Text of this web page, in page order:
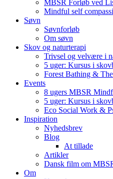
MBSR Forløb ved
Mindful self
Søvn
Søvnforløb
Om søvn
Skov og naturterapi
Trivsel og velvære i
5 uger: Kursus i
Forest Bathing &
Events
8 ugers MBSR
5 uger: Kursus i
Eco Social Work &
Inspiration
Nyhedsbrev
Blog
At tillade
Artikler
Dansk film om
Om